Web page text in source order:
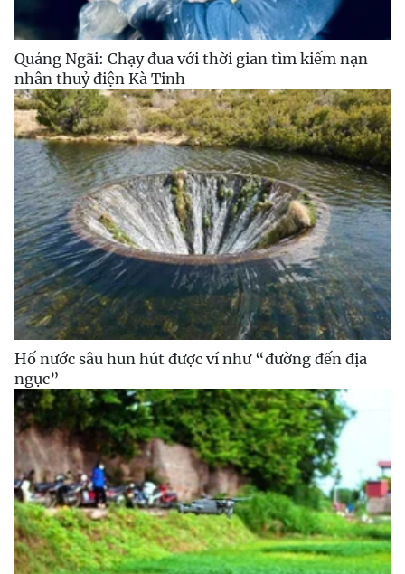
Quảng Ngãi: Chạy đua với thời gian tìm kiếm nạn
nhân thuỷ điện Kà Tinh
Hố nước sâu hun hút được ví như “đường đến địa
ngục”